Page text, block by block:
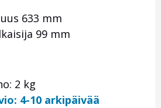
633 mm
99 mm
2 kg
4-10 arkipäivää